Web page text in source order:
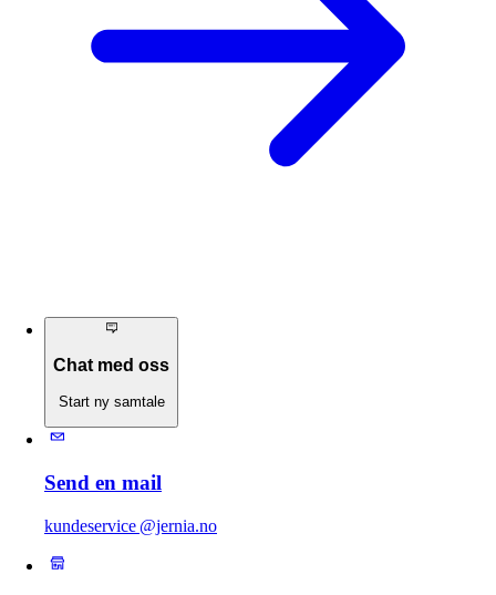
Chat med oss
Start ny samtale
Send en mail
kundeservice @jernia.no